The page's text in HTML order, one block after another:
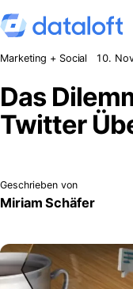
Zum Inhalt springen
Marketing + Social 10.
Das
Twitter
Geschrieben von
Miriam Schäfer